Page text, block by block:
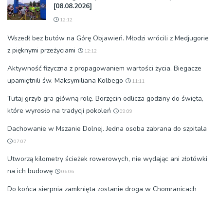
[08.08.2026]
12:12
Wszedł bez butów na Górę Objawień. Młodzi wrócili z Medjugorie
z pięknymi przeżyciami
12:12
Aktywność fizyczna z propagowaniem wartości życia. Biegacze
upamiętnili św. Maksymiliana Kolbego
11:11
Tutaj grzyb gra główną rolę. Borzęcin odlicza godziny do święta,
które wyrosło na tradycji pokoleń
09:09
Dachowanie w Mszanie Dolnej. Jedna osoba zabrana do szpitala
07:07
Utworzą kilometry ścieżek rowerowych, nie wydając ani złotówki
na ich budowę
06:06
Do końca sierpnia zamknięta zostanie droga w Chomranicach